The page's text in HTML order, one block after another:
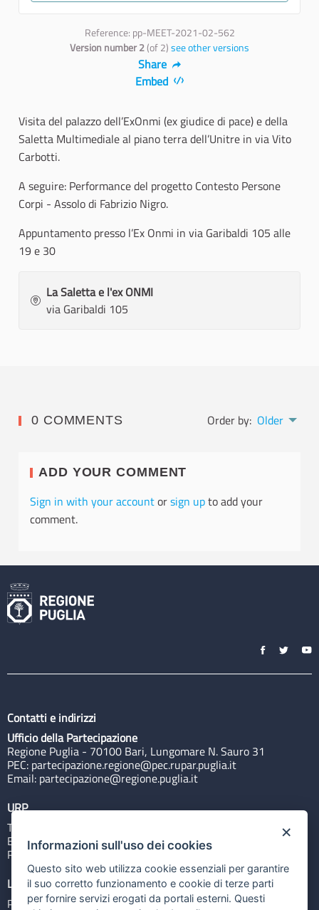
Reference: pp-MEET-2021-02-562
Version number 2(of 2)see other versions
Share
Embed
Visita del palazzo dell’ExOnmi (ex giudice di pace) e della
Saletta Multimediale al piano terra dell’Unitre in via Vito
Carbotti.
A seguire: Performance del progetto Contesto Persone
Corpi - Assolo di Fabrizio Nigro.
Appuntamento presso l’Ex Onmi in via Garibaldi 105 alle
19 e 30
La Saletta e l'ex ONMI
via Garibaldi 105
0 COMMENTS Order by: Older
ADD YOUR COMMENT
Sign in with your accountorsign upto add your
comment.
Contatti e indirizzi
Ufficio della Partecipazione
Regione Puglia - 70100 Bari, Lungomare N. Sauro 31
PEC: partecipazione.regione@pec.rupar.puglia.it
Email: partecipazione@regione.puglia.it
URP
Tel: 800713939
Email:quiregione@regione.puglia.it
Rubrica
Link utili
Portale Istituzionale
×
Informazioni sull'uso dei cookies
Questo sito web utilizza cookie essenziali per garantire
il suo corretto funzionamento e cookie di terze parti
per fornire servizi erogati da portali esterni. Questi